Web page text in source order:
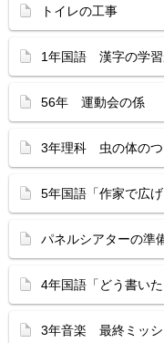
トイレの工事
1年国語 漢字の学習
56年 運動会の係
3年理科 虫の体のつ
5年国語「作家で広
パネルシアターの準
4年国語「どう書いた
3年音楽 最終ミッシ